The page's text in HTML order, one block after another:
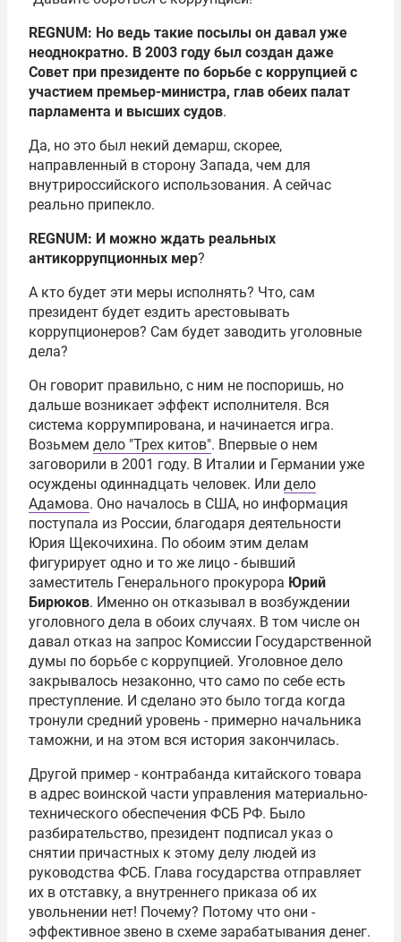
REGNUM: Но ведь такие посылы он давал уже
неоднократно. В 2003 году был создан даже
Совет при президенте по борьбе с коррупцией с
участием премьер-министра, глав обеих палат
парламента и высших судов.
Да, но это был некий демарш, скорее,
направленный в сторону Запада, чем для
внутрироссийского использования. А сейчас
реально припекло.
REGNUM: И можно ждать реальных
антикоррупционных мер?
А кто будет эти меры исполнять? Что, сам
президент будет ездить арестовывать
коррупционеров? Сам будет заводить уголовные
дела?
Он говорит правильно, с ним не поспоришь, но
дальше возникает эффект исполнителя. Вся
система коррумпирована, и начинается игра.
Возьмем дело "Трех китов". Впервые о нем
заговорили в 2001 году. В Италии и Германии уже
осуждены одиннадцать человек. Или дело
Адамова. Оно началось в США, но информация
поступала из России, благодаря деятельности
Юрия Щекочихина. По обоим этим делам
фигурирует одно и то же лицо - бывший
заместитель Генерального прокурора Юрий
Бирюков. Именно он отказывал в возбуждении
уголовного дела в обоих случаях. В том числе он
давал отказ на запрос Комиссии Государственной
думы по борьбе с коррупцией. Уголовное дело
закрывалось незаконно, что само по себе есть
преступление. И сделано это было тогда когда
тронули средний уровень - примерно начальника
таможни, и на этом вся история закончилась.
Другой пример - контрабанда китайского товара
в адрес воинской части управления материально-
технического обеспечения ФСБ РФ. Было
разбирательство, президент подписал указ о
снятии причастных к этому делу людей из
руководства ФСБ. Глава государства отправляет
их в отставку, а внутреннего приказа об их
увольнении нет! Почему? Потому что они -
эффективное звено в схеме зарабатывания денег.